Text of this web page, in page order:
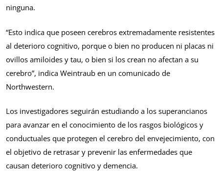
ninguna.
“Esto indica que poseen cerebros extremadamente resistentes
al deterioro cognitivo, porque o bien no producen ni placas ni
ovillos amiloides y tau, o bien si los crean no afectan a su
cerebro”, indica Weintraub en un comunicado de
Northwestern.
Los investigadores seguirán estudiando a los superancianos
para avanzar en el conocimiento de los rasgos biológicos y
conductuales que protegen el cerebro del envejecimiento, con
el objetivo de retrasar y prevenir las enfermedades que
causan deterioro cognitivo y demencia.